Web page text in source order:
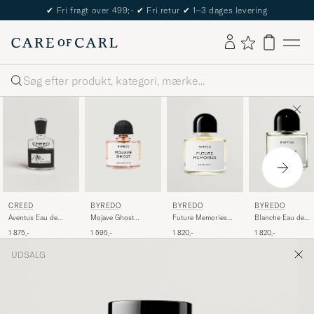
✔ Fri fragt over 499;- ✔ Fri retur ✔ 1–3 dages levering
Søg
CREED
Aventus Eau de
1 875,-
BYREDO
Mojave Ghost
50ml
1 595,-
BYREDO
Future Memories
100ml
1 820,-
BYREDO
Blanche Eau de
1 820,-
UDSALG